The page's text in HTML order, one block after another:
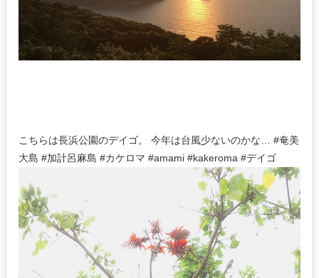
こちらは長浜公園のデイゴ。 今年は台風少ないのかな… #奄美
大島 #加計呂麻島 #カケロマ #amami #kakeroma #デイゴ